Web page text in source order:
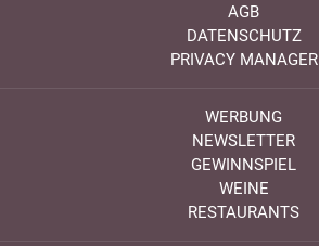
AGB
DATENSCHUTZ
PRIVACY MANAGER
WERBUNG
NEWSLETTER
GEWINNSPIEL
WEINE
RESTAURANTS